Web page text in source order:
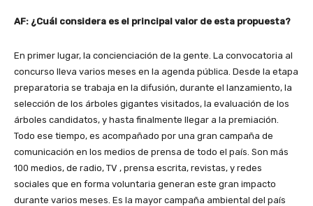
AF: ¿Cuál considera es el principal valor de esta propuesta?
En primer lugar, la concienciación de la gente. La convocatoria al
concurso lleva varios meses en la agenda pública. Desde la etapa
preparatoria se trabaja en la difusión, durante el lanzamiento, la
selección de los árboles gigantes visitados, la evaluación de los
árboles candidatos, y hasta finalmente llegar a la premiación.
Todo ese tiempo, es acompañado por una gran campaña de
comunicación en los medios de prensa de todo el país. Son más
100 medios, de radio, TV , prensa escrita, revistas, y redes
sociales que en forma voluntaria generan este gran impacto
durante varios meses. Es la mayor campaña ambiental del país